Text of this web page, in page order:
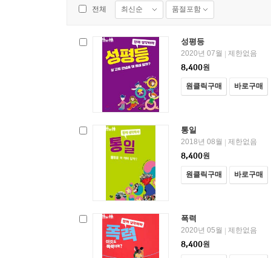
전체 최신순 품절포함
성평등
2020년 07월
제한없음
8,400원
원클릭구매 바로구매
통일
2018년 08월
제한없음
8,400원
원클릭구매 바로구매
폭력
2020년 05월
제한없음
8,400원